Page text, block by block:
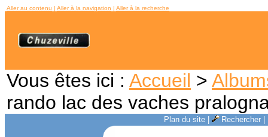
Aller au contenu | Aller à la navigation | Aller à la recherche
Vous êtes ici : Accueil >
rando lac des vaches
Plan du site| Rechercher|